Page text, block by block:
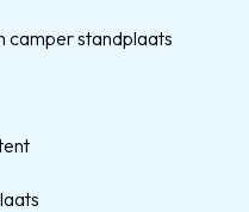
camper standplaats